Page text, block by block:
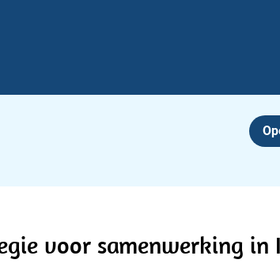
voor samenwerking in